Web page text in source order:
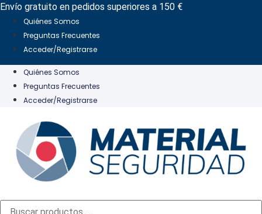
Ir
contenido
Envío gratuito en pedidos superiores a 150 €
Quiénes Somos
Preguntas Frecuentes
Acceder/Registrarse
Quiénes Somos
Preguntas Frecuentes
Acceder/Registrarse
Búsqueda